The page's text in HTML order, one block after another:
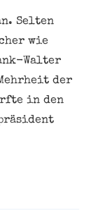
Selten
wie
Walter
der
in den